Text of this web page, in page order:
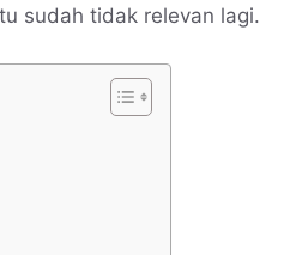
sudah tidak relevan lagi.